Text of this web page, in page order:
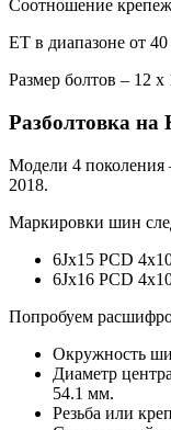
Соотношение
ЕТ в диапазоне от 40
Размер болтов – 12 х
Разболтовка на
Модели 4 поколения
2018.
Маркировки шин
6Jх15 PCD
6Jх16 PCD
Попробуем
Окружность
Диаметр
54.1 мм.
Резьба или